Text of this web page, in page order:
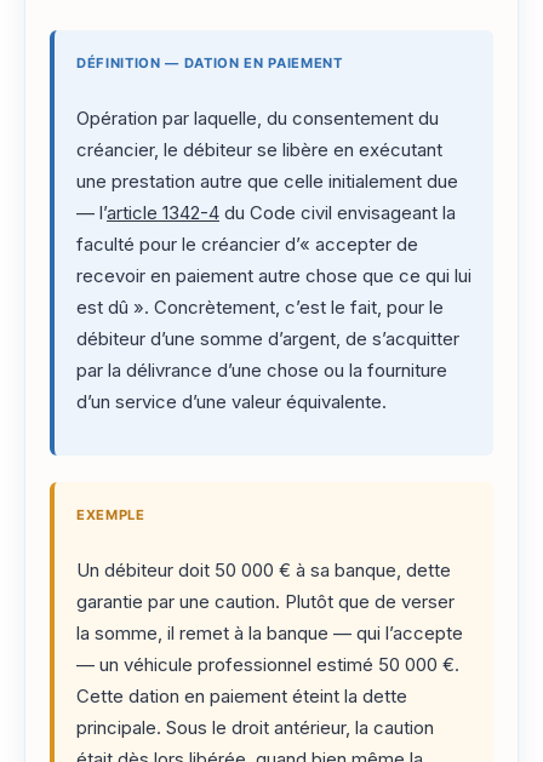
DÉFINITION — DATION EN PAIEMENT
Opération par laquelle, du consentement du
créancier, le débiteur se libère en exécutant
une prestation autre que celle initialement due
— l’article 1342-4 du Code civil envisageant la
faculté pour le créancier d’« accepter de
recevoir en paiement autre chose que ce qui lui
est dû ». Concrètement, c’est le fait, pour le
débiteur d’une somme d’argent, de s’acquitter
par la délivrance d’une chose ou la fourniture
d’un service d’une valeur équivalente.
EXEMPLE
Un débiteur doit 50 000 € à sa banque, dette
garantie par une caution. Plutôt que de verser
la somme, il remet à la banque — qui l’accepte
— un véhicule professionnel estimé 50 000 €.
Cette dation en paiement éteint la dette
principale. Sous le droit antérieur, la caution